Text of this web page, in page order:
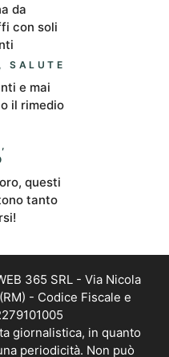
da
con soli
,SALUTE
e mai
il rimedio
,
questi
tanto
365 SRL - Via Nicola
- Codice Fiscale e
giornalistica, in quanto
periodicità. Non può